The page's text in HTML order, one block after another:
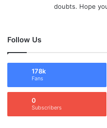
doubts. Hope
Follow Us
178k
Fans
0
Subscribers